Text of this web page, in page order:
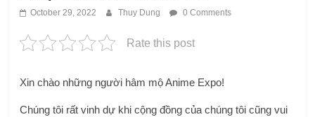
October 29, 2022 Thuy Dung 0 Comments
Rate this post
Xin chào những người hâm mộ Anime Expo!
Chúng tôi rất vinh dự khi cộng đồng của chúng tôi cũng vui